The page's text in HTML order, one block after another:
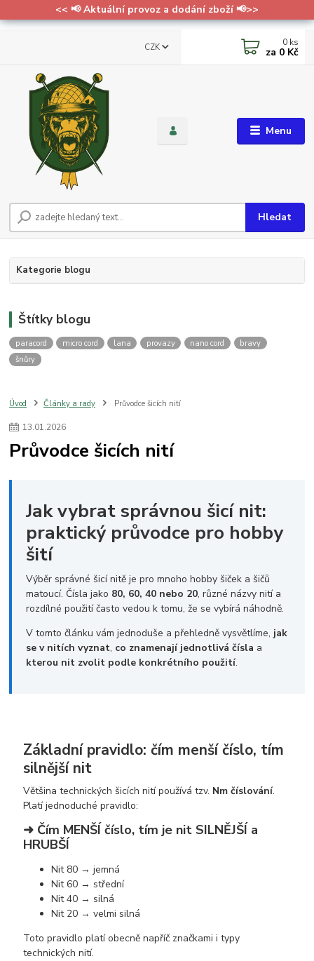
<< 📢 Aktuální provoz a dodání zboží 📢>>
Menu
CZK
Hledat
0 ks
za 0 Kč
Kategorie blogu
Štítky blogu
paracord micro cord lana provazy nano cord
bravy
šnůry
Úvod Články a rady Průvodce šicích nití
13.01.2026
Průvodce šicích nití
Jak vybrat správnou šicí nit:
praktický průvodce pro hobby
šití
Výběr správné šicí nitě je pro mnoho hobby šiček a šičů
matoucí. Čísla jako 80, 60, 40 nebo 20, různé názvy nití a
rozdílné použití často vedou k tomu, že se vybírá náhodně.
V tomto článku vám jednoduše a přehledně vysvětlíme, jak
se v nitích vyznat, co znamenají jednotlivá čísla a
kterou nit zvolit podle konkrétního použití.
Základní pravidlo: čím menší číslo, tím
silnější nit
Většina technických šicích nití používá tzv. Nm číslování.
Platí jednoduché pravidlo:
➜ Čím MENŠÍ číslo, tím je nit SILNĚJŠÍ a
HRUBŠÍ
Nit 80 → jemná
Nit 60 → střední
Nit 40 → silná
Nit 20 → velmi silná
Toto pravidlo platí obecně napříč značkami i typy
technických nití.